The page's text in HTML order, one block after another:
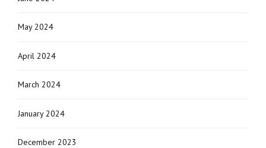
May 2024
April 2024
March 2024
January 2024
December 2023